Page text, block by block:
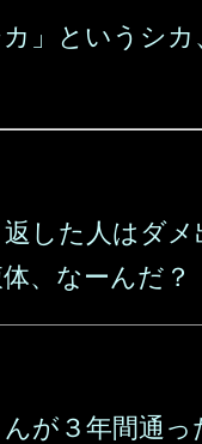
カ」というシカ
した人はダメ
、なーんだ？
が３年間通っ